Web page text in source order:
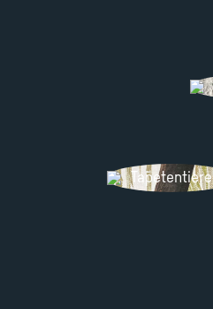
Tapetentiere